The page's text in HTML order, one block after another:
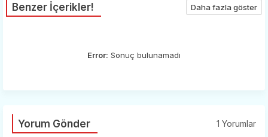
Benzer İçerikler! Daha fazla göster
Error: Sonuç bulunamadı
Yorum Gönder 1 Yorumlar